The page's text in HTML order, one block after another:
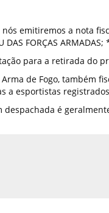
emitiremos a nota
FORÇAS ARMADAS;
para a retirada do
de Fogo, também
a esportistas
é